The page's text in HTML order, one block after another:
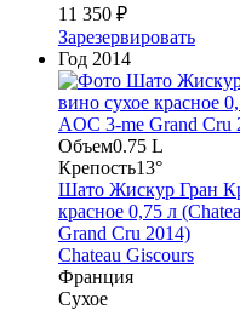
11 350 ₽
Зарезервировать
Год 2014
Объем0.75 L
Крепость13°
Шато Жискур Гран
красное 0,75 л
Grand Cru 2014)
Chateau Giscours
Франция
Сухое